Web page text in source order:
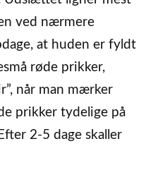
ved nærmere
at huden er fyldt
røde prikker,
når man mærker
prikker tydelige på
2-5 dage skaller